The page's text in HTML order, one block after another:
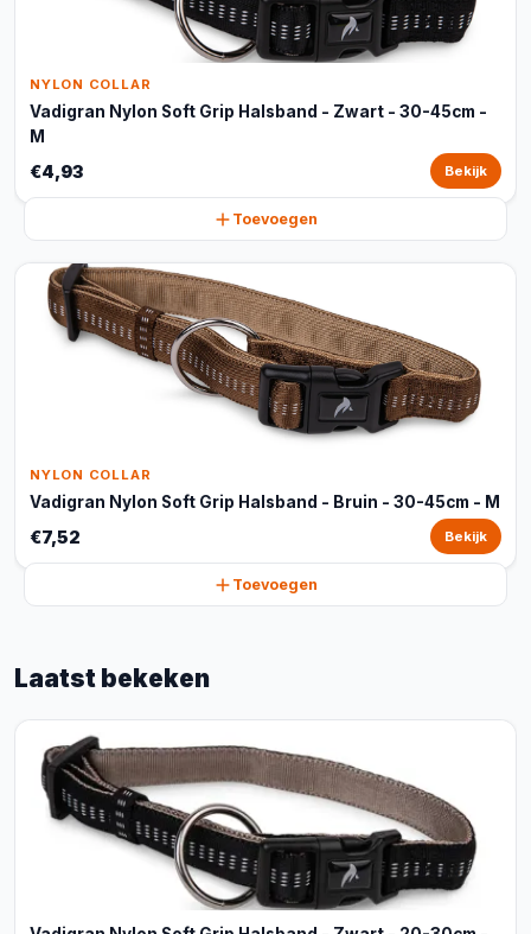
NYLON COLLAR
Vadigran Nylon Soft Grip Halsband - Zwart - 30-45cm -
M
€4,93 Bekijk
Toevoegen
NYLON COLLAR
Vadigran Nylon Soft Grip Halsband - Bruin - 30-45cm - M
€7,52 Bekijk
Toevoegen
Laatst bekeken